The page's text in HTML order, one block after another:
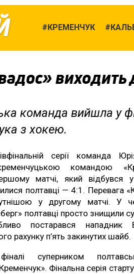
КРЕМЕНЧУК
виходить
команда вийшла у
з хокею.
серії команда
командою
матчі, який відбувся у
полтавці — 4:1. Перевага
у другому матчі. У
полтавці просто знищили
постарався нападник
рахунку п’ять закинутих шайб.
суперником
Фінальна серія